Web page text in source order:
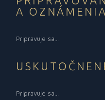
A OZNÁMENIA
Pripravuje sa...
Pripravuje sa...